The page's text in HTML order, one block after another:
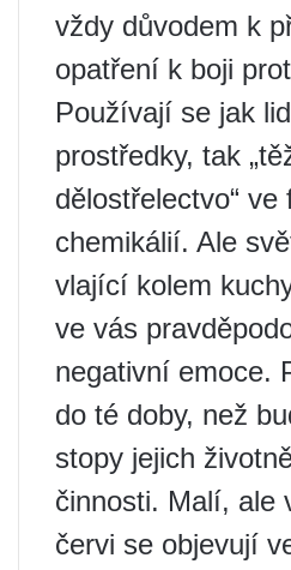
vždy důvodem k
opatření k boji
Používají se jak
prostředky, tak
dělostřelectvo“ ve
chemikálií. Ale
vlající kolem
ve vás
negativní emoce.
do té doby, než
stopy jejich
činnosti. Malí, ale
červi se objevují